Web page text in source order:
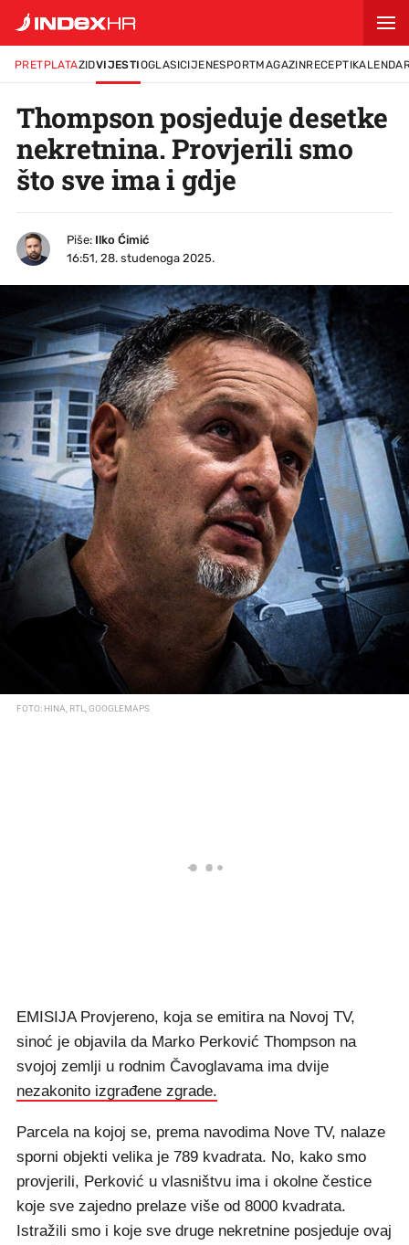
PRETPLATAZIDVIJESTIOGLASICIJENESPORTMAGAZINRECEPTI
Thompson posjeduje desetke
nekretnina. Provjerili smo
što sve ima i gdje
Piše: Ilko Ćimić
16:51, 28. studenoga 2025.
FOTO: HINA, RTL, GOOGLEMAPS
EMISIJA Provjereno, koja se emitira na Novoj TV,
sinoć je objavila da Marko Perković Thompson na
svojoj zemlji u rodnim Čavoglavama ima dvije
nezakonito izgrađene zgrade.
Parcela na kojoj se, prema navodima Nove TV, nalaze
sporni objekti velika je 789 kvadrata. No, kako smo
provjerili, Perković u vlasništvu ima i okolne čestice
koje sve zajedno prelaze više od 8000 kvadrata.
Istražili smo i koje sve druge nekretnine posjeduje ovaj